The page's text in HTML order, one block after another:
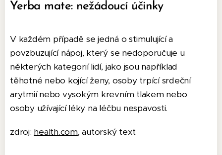
Yerba mate: nežádoucí účinky
V každém případě se jedná o stimulující a
povzbuzující nápoj, který se nedoporučuje u
některých kategorií lidí, jako jsou například
těhotné nebo kojící ženy, osoby trpící srdeční
arytmií nebo vysokým krevním tlakem nebo
osoby užívající léky na léčbu nespavosti.
zdroj: health.com, autorský text